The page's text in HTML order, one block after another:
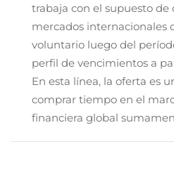
trabaja con el supuesto de
mercados internacionales
voluntario luego del
perfil de vencimientos a
En esta línea, la oferta es
comprar tiempo en el
financiera global